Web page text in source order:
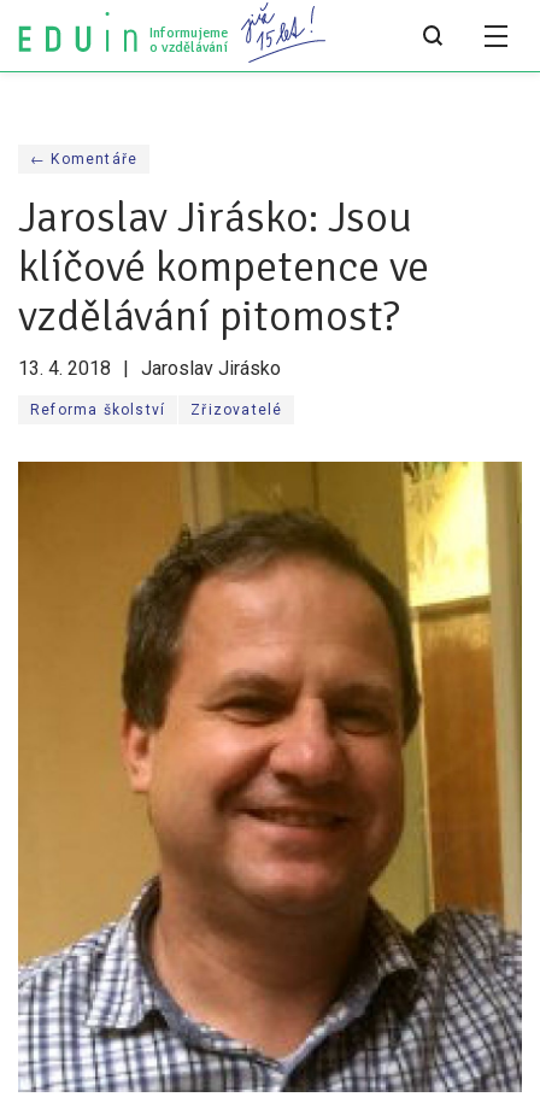
Informujeme
o vzdělávání
Všechny články
Všechny články
Analýzy
Audit vzdělávacího systému
Pro zřizovatele
Konference Lepší škola
Kápézetka - průvodce pro zřizovatele
Klub zřizovatelů
Partneři a dárci
Kontakty
← Komentáře
Jaroslav Jirásko: Jsou
klíčové kompetence ve
vzdělávání pitomost?
13. 4. 2018 Jaroslav Jirásko
Reforma školství Zřizovatelé